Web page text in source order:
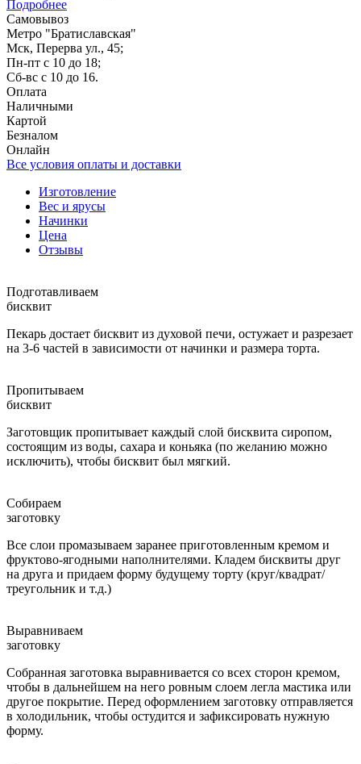
Подробнее
Самовывоз
Метро "Братиславская"
Мск, Перерва ул., 45;
Пн-пт с 10 до 18;
Сб-вс с 10 до 16.
Оплата
Наличными
Картой
Безналом
Онлайн
Все условия оплаты и доставки
Изготовление
Вес и ярусы
Начинки
Цена
Отзывы
Подготавливаем
бисквит
Пекарь достает бисквит из духовой печи, остужает и разрезает
на 3-6 частей в зависимости от начинки и размера торта.
Пропитываем
бисквит
Заготовщик пропитывает каждый слой бисквита сиропом,
состоящим из воды, сахара и коньяка (по желанию можно
исключить), чтобы бисквит был мягкий.
Собираем
заготовку
Все слои промазываем заранее приготовленным кремом и
фруктово-ягодными наполнителями. Кладем бисквиты друг
на друга и придаем форму будущему торту (круг/квадрат/
треугольник и т.д.)
Выравниваем
заготовку
Собранная заготовка выравнивается со всех сторон кремом,
чтобы в дальнейшем на него ровным слоем легла мастика или
другое покрытие. Перед оформлением заготовку отправляется
в холодильник, чтобы остудится и зафиксировать нужную
форму.